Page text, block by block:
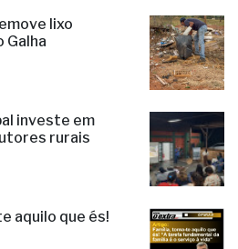
lixo
Galha
investe em
rurais
aquilo que és!